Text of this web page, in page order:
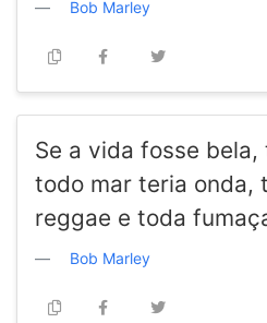
Bob Marley
Se a vida fosse
todo mar teria onda,
reggae e toda
Bob Marley